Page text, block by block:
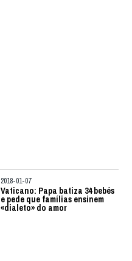
2018-01-07
Vaticano: Papa batiza 34 bebés
e pede que famílias ensinem
«dialeto» do amor